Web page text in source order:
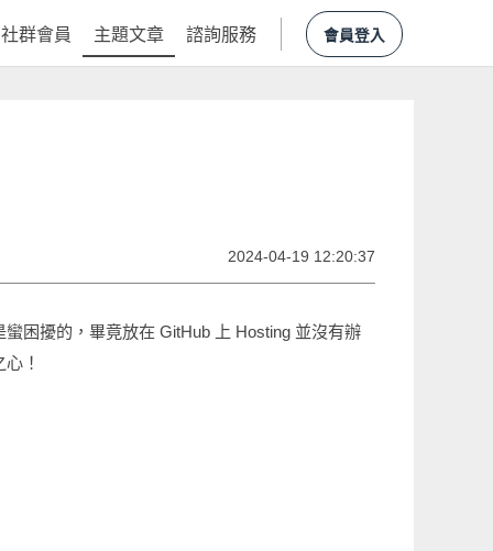
社群會員 主題文章 諮詢服務 會員登入
2024-04-19 12:20:37
困擾的，畢竟放在 GitHub 上 Hosting 並沒有辦
！